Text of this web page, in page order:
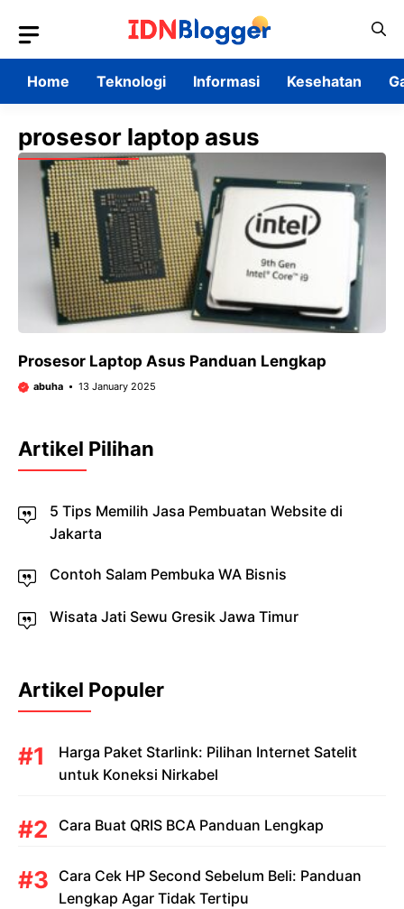
content
Home
Teknologi Informasi Kesehatan
prosesor laptop asus
Prosesor Laptop Asus Panduan Lengkap
abuha 13 January 2025
Artikel Pilihan
5 Tips Memilih Jasa Pembuatan Website di
Jakarta
Contoh Salam Pembuka WA Bisnis
Wisata Jati Sewu Gresik Jawa Timur
Artikel Populer
Harga Paket Starlink: Pilihan Internet Satelit
untuk Koneksi Nirkabel
Cara Buat QRIS BCA Panduan Lengkap
Cara Cek HP Second Sebelum Beli: Panduan
Lengkap Agar Tidak Tertipu